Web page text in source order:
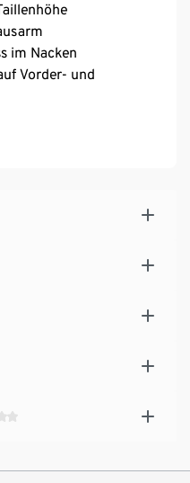
im Nacken
Vorder- und